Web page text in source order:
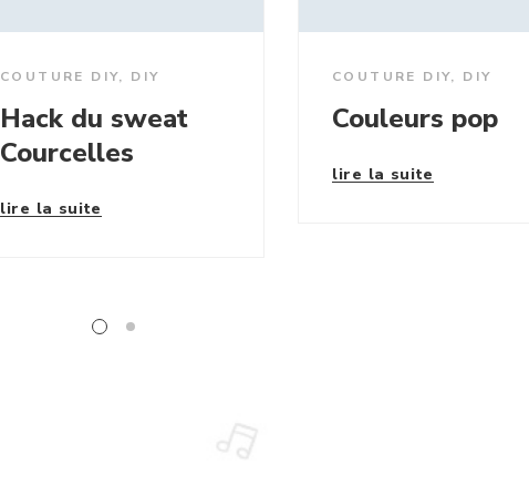
COUTURE DIY, DIY
Hack du sweat
Courcelles
lire la suite
COUTURE DIY, DIY
Couleurs pop
lire la suite